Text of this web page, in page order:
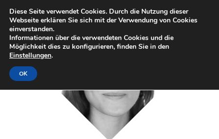
Diese Seite verwendet Cookies. Durch die Nutzung dieser
Webseite erklären Sie sich mit der Verwendung von Cookies
einverstanden.
Informationen über die verwendeten Cookies und die
Möglichkeit dies zu konfigurieren, finden Sie in den
Einstellungen.
OK